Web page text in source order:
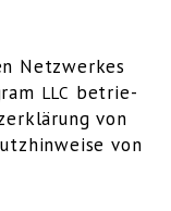
Netz­wer­kes
LLC betrie­
von
von